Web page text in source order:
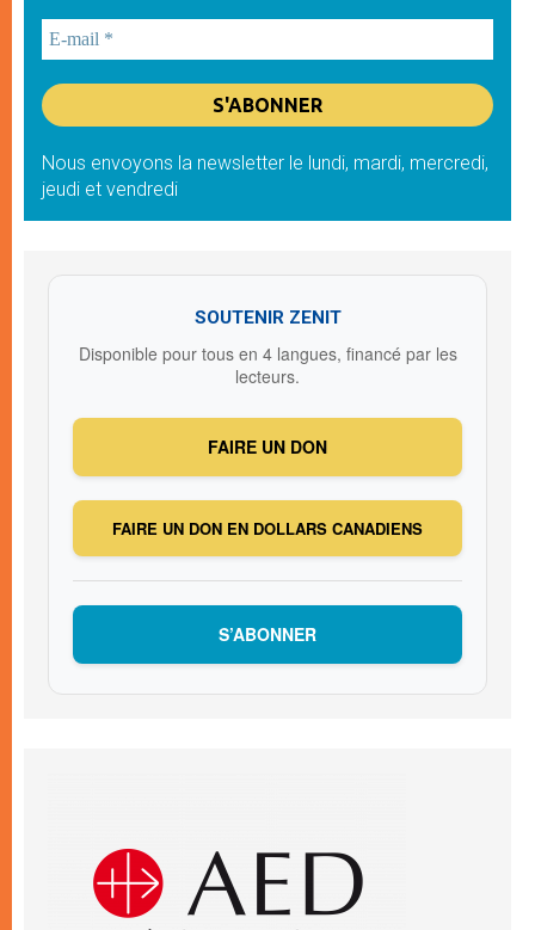
Nous envoyons la newsletter le lundi, mardi, mercredi,
jeudi et vendredi
SOUTENIR ZENIT
Disponible pour tous en 4 langues, financé par les
lecteurs.
FAIRE UN DON
FAIRE UN DON EN DOLLARS CANADIENS
S’ABONNER